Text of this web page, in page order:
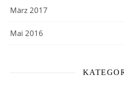
März 2017
Mai 2016